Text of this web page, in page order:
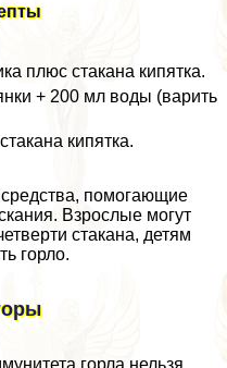
плюс стакана кипятка.
+ 200 мл воды (варить
кипятка.
помогающие
Взрослые могут
стакана, детям
горло.
горла нельзя